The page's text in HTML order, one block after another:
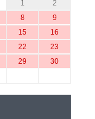
1
2
8
9
15
16
22
23
29
30